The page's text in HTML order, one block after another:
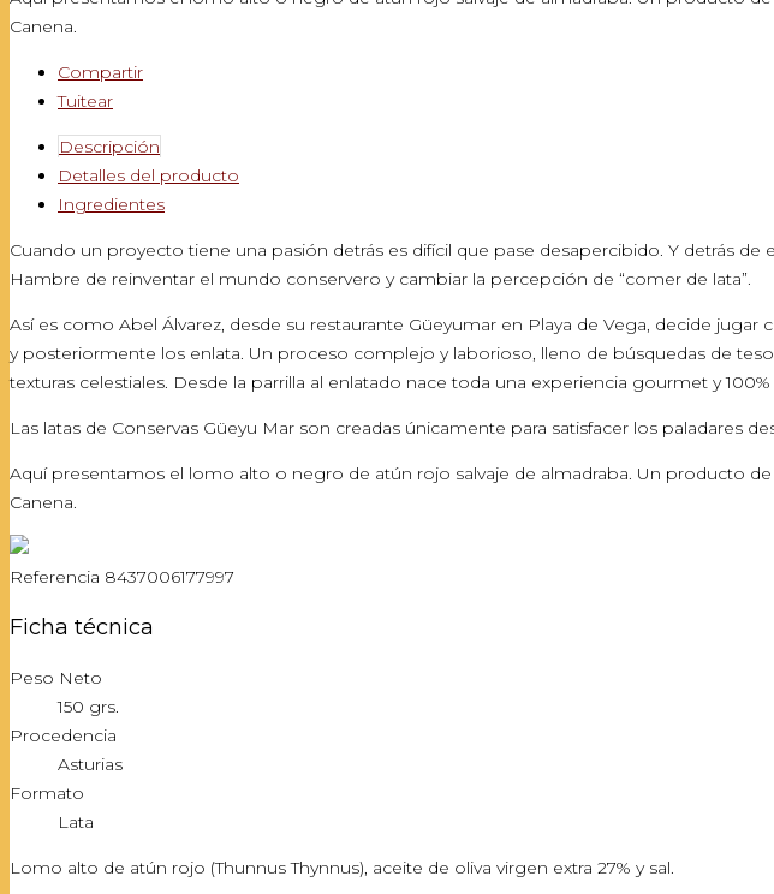
Canena.
Compartir
Tuitear
Descripción
Detalles del producto
Ingredientes
Cuando un proyecto tiene una pasión detrás es difícil que pase desapercibido. Y detrás
Hambre de reinventar el mundo conservero y cambiar la percepción de “comer de lata”.
Así es como Abel Álvarez, desde su restaurante Güeyumar en Playa de Vega, decide
y posteriormente los enlata. Un proceso complejo y laborioso, lleno de búsquedas de
texturas celestiales. Desde la parrilla al enlatado nace toda una experiencia gourmet y 100%
Las latas de Conservas Güeyu Mar son creadas únicamente para satisfacer los paladares
Aquí presentamos el lomo alto o negro de atún rojo salvaje de almadraba. Un producto
Canena.
Referencia 8437006177997
Ficha técnica
Peso Neto
150 grs.
Procedencia
Asturias
Formato
Lata
Lomo alto de atún rojo (Thunnus Thynnus), aceite de oliva virgen extra 27% y sal.